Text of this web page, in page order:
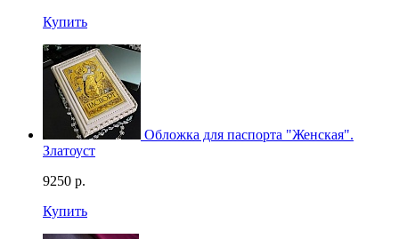
Купить
Обложка для паспорта "Женская".
Златоуст
9250 р.
Купить